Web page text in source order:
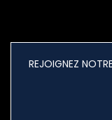
REJOIGNEZ